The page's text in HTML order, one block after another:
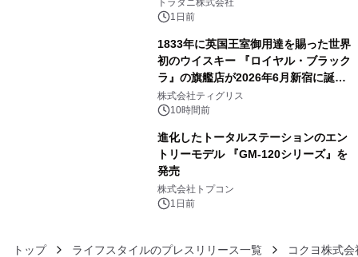
トラタニ株式会社
1日前
1833年に英国王室御用達を賜った世界
初のウイスキー 『ロイヤル・ブラック
ラ』の旗艦店が2026年6月新宿に誕
生 バカルディ ジャパンと連携した
没入型バー「BAR Arca」
株式会社ティグリス
10時間前
進化したトータルステーションのエン
トリーモデル 『GM-120シリーズ』を
発売
株式会社トプコン
1日前
トップ ライフスタイルのプレスリリース一覧 コクヨ株式